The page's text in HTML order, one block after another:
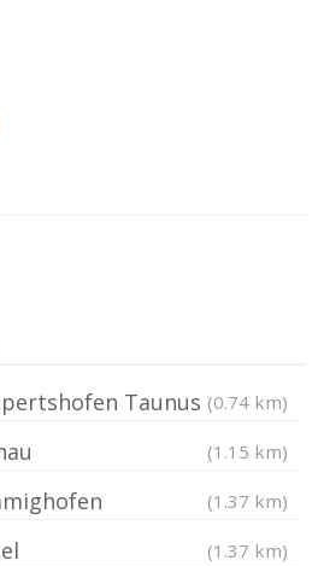
Taunus (0.74 km)
(1.15 km)
(1.37 km)
(1.37 km)